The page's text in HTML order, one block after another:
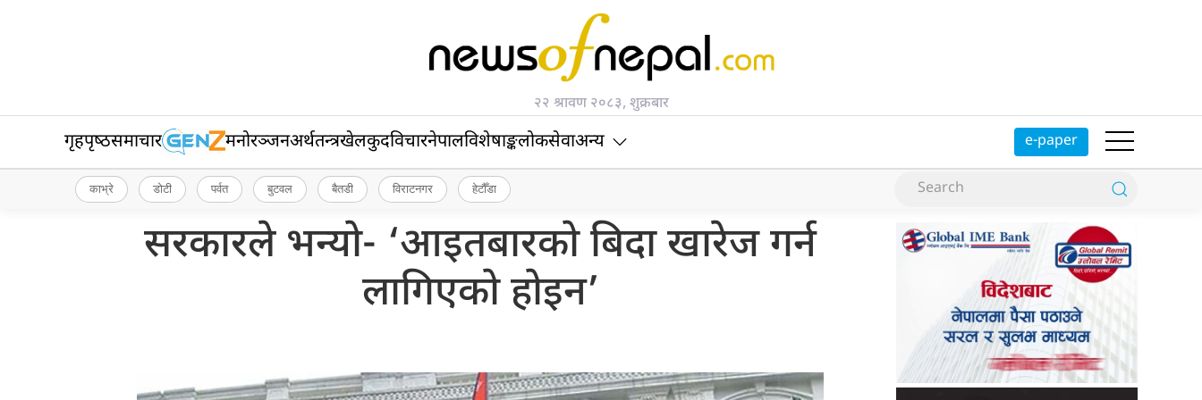
२२ श्रावण २०८३, शुक्रबार
गृहपृष्‍ठसमाचार मनोरञ्जनअर्थतन्त्रखेलकुदविचारनेपालविशेषाङ्कलोकसेवाअन्य e-paper
काभ्रे डोटी पर्वत बुटवल बैतडी विराटनगर हेटौँडा
सरकारले भन्यो- ‘आइतबारको बिदा खारेज गर्न
लागिएको होइन’